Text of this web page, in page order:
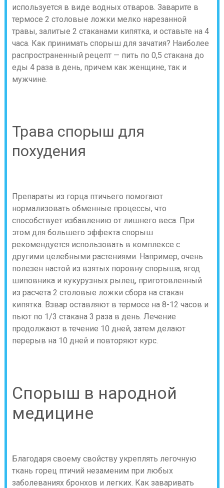
используется в виде водных отваров. Заварите в
термосе 2 столовые ложки мелко нарезанной
травы, залитые 2 стаканами кипятка, и оставьте на 4
часа. Как принимать спорыш для зачатия? Наиболее
распространенный рецепт — пить по 0,5 стакана до
еды 4 раза в день, причем как женщине, так и
мужчине.
Трава спорыш для
похудения
Препараты из горца птичьего помогают
нормализовать обменные процессы, что
способствует избавлению от лишнего веса. При
этом для большего эффекта спорыш
рекомендуется использовать в комплексе с
другими целебными растениями. Например, очень
полезен настой из взятых поровну спорыша, ягод
шиповника и кукурузных рылец, приготовленный
из расчета 2 столовые ложки сбора на стакан
кипятка. Взвар оставляют в термосе на 8-12 часов и
пьют по 1/3 стакана 3 раза в день. Лечение
продолжают в течение 10 дней, затем делают
перерыв на 10 дней и повторяют курс.
Спорыш в народной
медицине
Благодаря своему свойству укреплять легочную
ткань горец птичий незаменим при любых
заболеваниях бронхов и легких. Как заваривать